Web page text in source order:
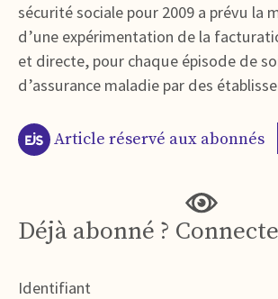
sécurité sociale pour 2009 a prévu la
d’une expérimentation de la
et directe, pour chaque épisode de
d’assurance maladie par des
Article réservé aux abonnés
Déjà abonné ?
Identifiant